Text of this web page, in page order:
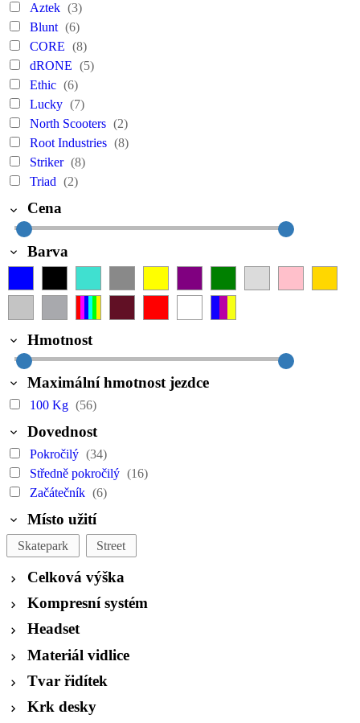
Aztek (3)
Blunt (6)
CORE (8)
dRONE (5)
Ethic (6)
Lucky (7)
North Scooters (2)
Root Industries (8)
Striker (8)
Triad (2)
Cena
Barva
Hmotnost
Maximální hmotnost jezdce
100 Kg (56)
Dovednost
Pokročilý (34)
Středně pokročilý (16)
Začátečník (6)
Místo užití
Skatepark Street
Celková výška
Kompresní systém
Headset
Materiál vidlice
Tvar řidítek
Krk desky